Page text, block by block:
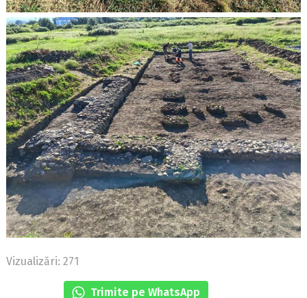
Vizualizări: 271
Trimite pe WhatsApp